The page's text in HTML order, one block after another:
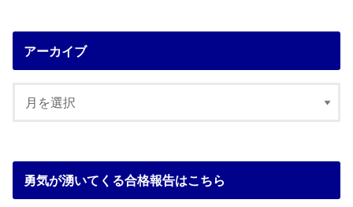
アーカイブ
勇気が湧いてくる合格報告はこちら